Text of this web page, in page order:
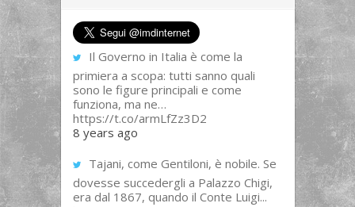
Il Governo in Italia è come la
primiera a scopa: tutti sanno quali
sono le figure principali e come
funziona, ma ne…
https://t.co/armLfZz3D2
8 years ago
Tajani, come Gentiloni, è nobile. Se
dovesse succedergli a Palazzo Chigi,
era dal 1867, quando il Conte Luigi...